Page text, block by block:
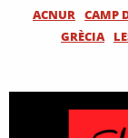
ACNUR CAMP
GRÈCIA